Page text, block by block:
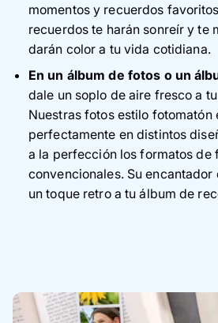
momentos y recuerdos
recuerdos te harán sonreír y te
darán color a tu vida cotidiana.
En un álbum de fotos o un
dale un soplo de aire fresco a
Nuestras fotos estilo fotomatón
perfectamente en distintos
a la perfección los formatos de
convencionales. Su
un toque retro a tu álbum de